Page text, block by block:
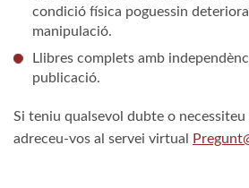
condició física poguessin
manipulació.
Llibres complets amb
publicació.
Si teniu qualsevol dubte o
adreceu-vos al servei virtual